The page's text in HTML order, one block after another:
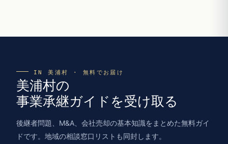
IN 美浦村 · 無料でお届け
美浦村の
事業承継ガイドを受け取る
後継者問題、M&A、会社売却の基本知識をまとめた無料ガイ
ドです。地域の相談窓口リストも同封します。